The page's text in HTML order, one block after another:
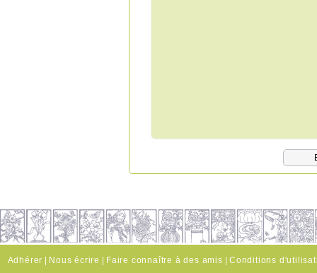
Adhérer | Nous écrire | Faire connaître à des amis | Conditions